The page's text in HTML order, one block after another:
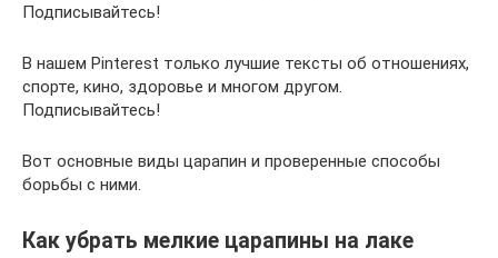
Подписывайтесь!
В нашем Pinterest только лучшие тексты об отношениях,
спорте, кино, здоровье и многом другом.
Подписывайтесь!
Вот основные виды царапин и проверенные способы
борьбы с ними.
Как убрать мелкие царапины на лаке